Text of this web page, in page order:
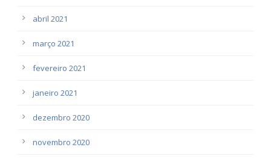
abril 2021
março 2021
fevereiro 2021
janeiro 2021
dezembro 2020
novembro 2020